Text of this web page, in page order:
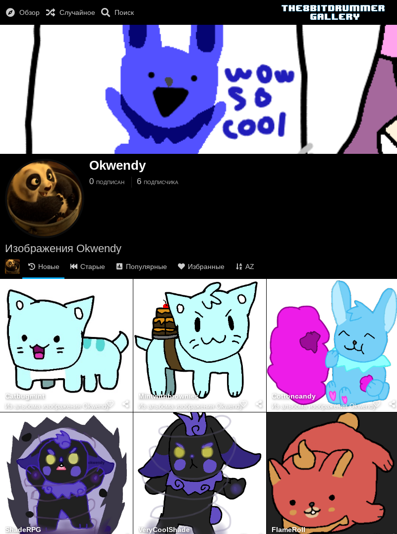
Обзор Случайное Поиск
Okwendy
0 ПОДПИСАН 6 ПОДПИСЧИКА
Изображения Okwendy
Новые Старые Популярные Избранные AZ
Catbugmint
Из альбомаизображения Okwendy
Mintwithbrownies
Из альбомаизображения Okwendy
Cottoncandy
Из альбомаизображения Okwendy
ShadeRPG VeryCoolShade FlameRoll